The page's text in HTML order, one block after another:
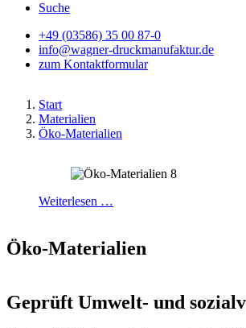
Suche
+49 (03586) 35 00 87-0
info@wagner-druckmanufaktur.de
zum Kontaktformular
Start
Materialien
Öko-Materialien
Weiterlesen …
Öko-Materialien
Geprüft Umwelt- und